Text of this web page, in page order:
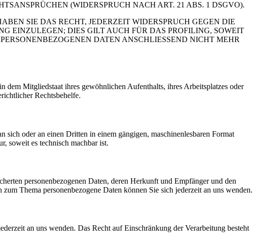
(WIDERSPRUCH NACH ART. 21 ABS. 1 DSGVO).
SIE DAS RECHT, JEDERZEIT WIDERSPRUCH GEGEN DIE
EINZULEGEN; DIES GILT AUCH FÜR DAS PROFILING, SOWEIT
DATEN ANSCHLIESSEND NICHT MEHR
dem Mitgliedstaat ihres gewöhnlichen Aufenthalts, ihres Arbeitsplatzes oder
Rechtsbehelfe.
oder an einen Dritten in einem gängigen, maschinenlesbaren Format
soweit es technisch machbar ist.
personenbezogenen Daten, deren Herkunft und Empfänger und den
Thema personenbezogene Daten können Sie sich jederzeit an uns wenden.
an uns wenden. Das Recht auf Einschränkung der Verarbeitung besteht